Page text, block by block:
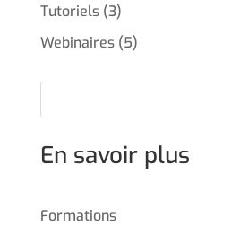
Tutoriels(3)
Webinaires(5)
En savoir plus
Formations